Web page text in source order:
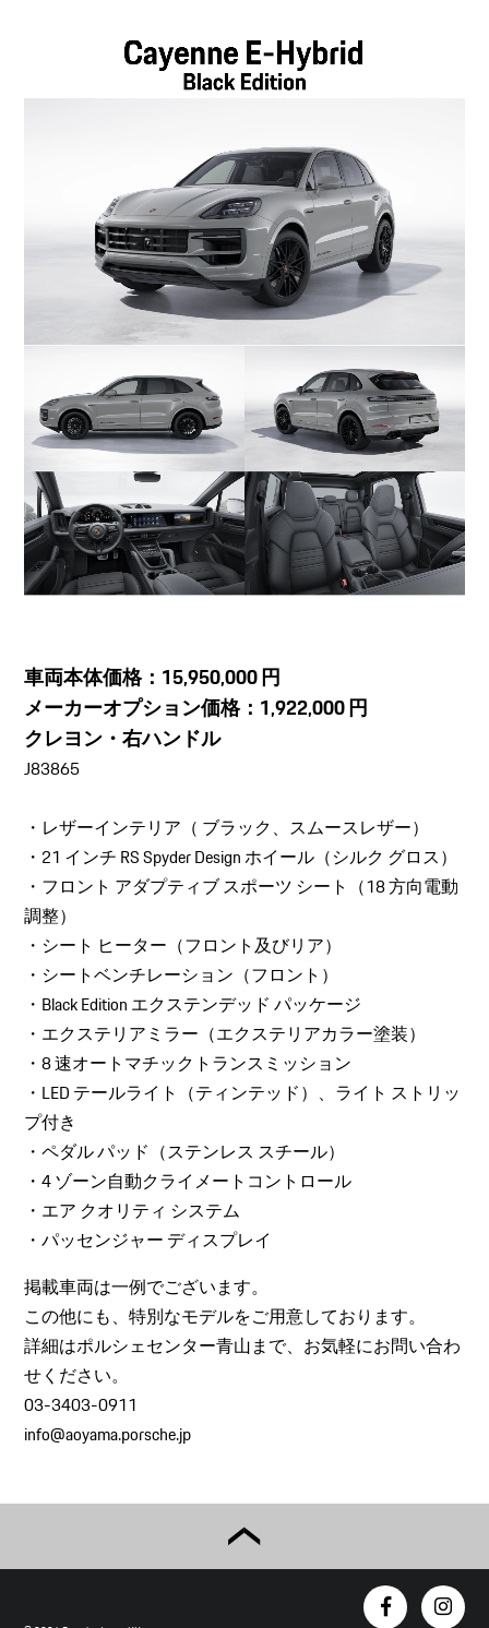
車両本体価格：15,950,000 円
メーカーオプション価格：1,922,000 円
クレヨン・右ハンドル
J83865
・レザーインテリア（ ブラック、スムースレザー）
・21 インチ RS Spyder Design ホイール（シルク グロス）
・フロント アダプティブ スポーツ シート（18 方向電動
調整）
・シート ヒーター（フロント及びリア）
・シートベンチレーション（フロント）
・Black Edition エクステンデッド パッケージ
・エクステリアミラー（エクステリアカラー塗装）
・8 速オートマチックトランスミッション
・LED テールライト（ティンテッド）、ライト ストリッ
プ付き
・ペダル パッド（ステンレス スチール）
・4 ゾーン自動クライメートコントロール
・エア クオリティ システム
・パッセンジャー ディスプレイ
掲載車両は一例でございます。
この他にも、特別なモデルをご用意しております。
詳細はポルシェセンター青山まで、お気軽にお問い合わ
せください。
03-3403-0911
info@aoyama.porsche.jp